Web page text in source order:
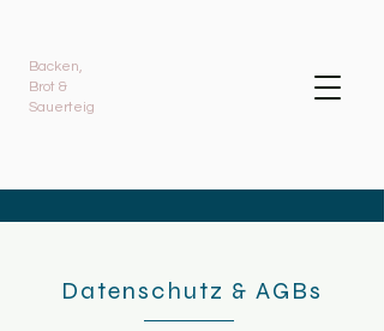
Backen,
Brot &
Sauerteig
Datenschutz & AGBs